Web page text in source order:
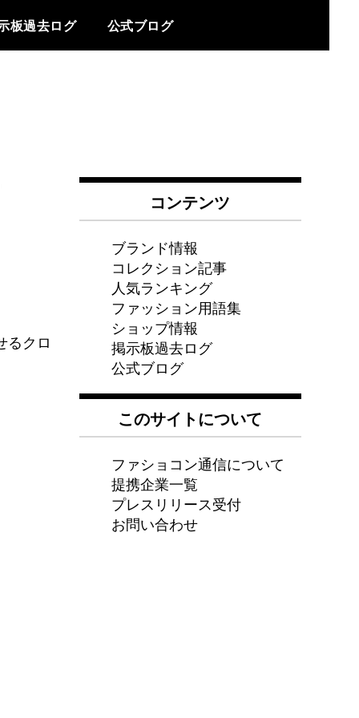
板過去ログ 公式ブログ
るクロ
コンテンツ
ブランド情報
コレクション記事
人気ランキング
ファッション用語集
ショップ情報
掲示板過去ログ
公式ブログ
このサイトについて
ファショコン通信について
提携企業一覧
プレスリリース受付
お問い合わせ